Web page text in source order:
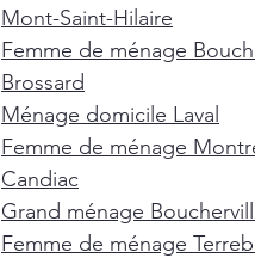
Mont-Saint-Hilaire
Femme de ménage
Brossard
Ménage domicile Laval
Femme de ménage
Candiac
Grand ménage
Femme de ménage